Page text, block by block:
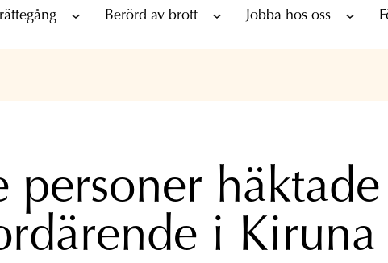
Berörd av brott Jobba hos oss
personer
i Kiruna